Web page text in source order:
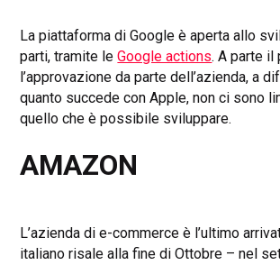
La piattaforma di Google è aperta allo
parti, tramite leGoogle actions. A parte il
l’approvazione da parte dell’azienda, a
quanto succede con Apple, non ci sono
quello che è possibile sviluppare.
AMAZON
L’azienda di e-commerce è l’ultimo
italiano risale alla fine di Ottobre – nel